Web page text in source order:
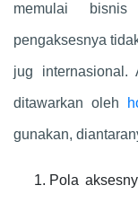
memulai
pengaksesnya
jug internasional.
ditawarkan oleh
gunakan,
Pola